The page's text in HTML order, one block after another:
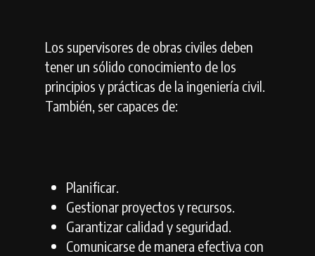
Los supervisores de obras civiles deben
tener un sólido conocimiento de los
principios y prácticas de la ingeniería civil.
También, ser capaces de:
Planificar.
Gestionar proyectos y recursos.
Garantizar calidad y seguridad.
Comunicarse de manera efectiva con